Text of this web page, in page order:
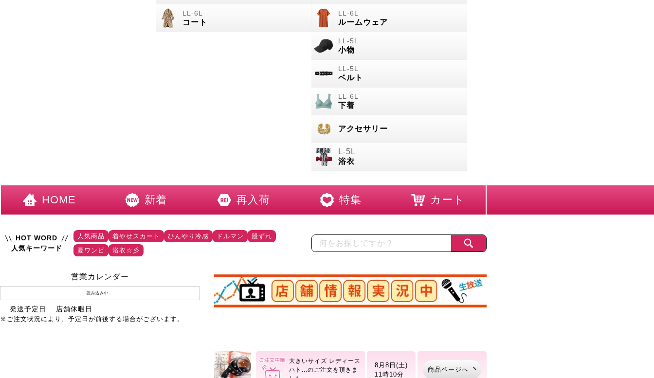
コート ルームウェア
小物
ベルト
下着
アクセサリー
浴衣
HOME 新着 再入荷 特集 カート
HOT WORD
人気キーワード
人気商品 着やせスカート ひんやり冷感 ドルマン
股ずれ
夏ワンピ
浴衣☆彡
店舗情報実況中
大きいサイズ レディース
ハト
8月8日(土)
11時10分
商品ページへ
営業カレンダー
読み込み中...
発送予定日 店舗休暇日
※ご注文状況により、予定日が前後する場合がございます。